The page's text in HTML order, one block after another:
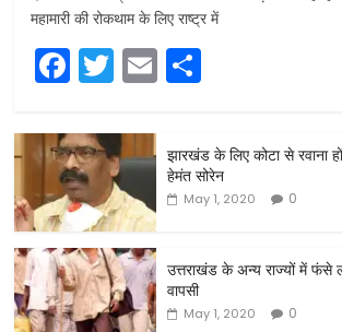
महामारी की रोकथाम के लिए राष्ट्र में
F
a
c
e
b
o
o
k
T
w
itt
er
E
m
ar
e
झारखंड के लिए कोटा से रवाना
हेमंत सोरेन
May 1, 2020 0
उत्तराखंड के अन्य राज्यों में फंसे
वापसी
May 1, 2020 0